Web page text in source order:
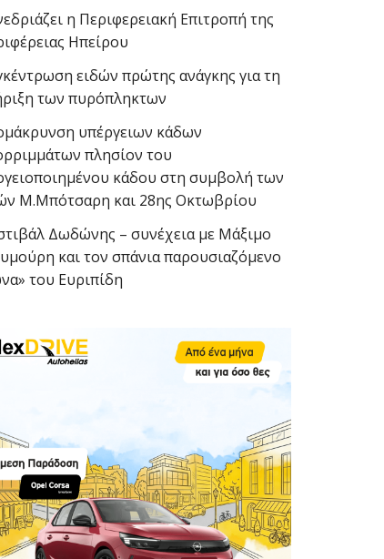
η Περιφερειακή Επιτροπή της
Ηπείρου
ειδών πρώτης ανάγκης για τη
των πυρόπληκτων
υπέργειων κάδων
πλησίον του
κάδου στη συμβολή των
Μ.Μπότσαρη και 28ης Οκτωβρίου
Δωδώνης – συνέχεια με Μάξιμο
και τον σπάνια παρουσιαζόμενο
του Ευριπίδη